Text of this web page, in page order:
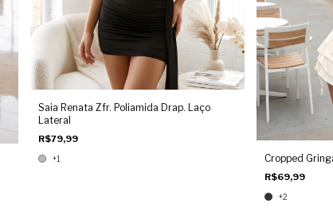
Saia Renata Zfr. Poliamida Drap. Laço
Lateral
R$79,99
+1 Cropped
R$69,99
+2